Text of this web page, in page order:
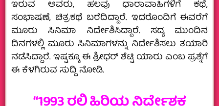
ಇರುವ ಅವರು, ಹಲವು ಧಾರಾವಾಹಿಗಳಿಗೆ ಕಥೆ,
ಸಂಭಾಷಣೆ, ಚಿತ್ರಕಥೆ ಬರೆದಿದ್ದಾರೆ. ಇದರೊಂದಿಗೆ ಈವರೆಗೆ
ಮೂರು ಸಿನಿಮಾ ನಿರ್ದೇಶಿಸಿದ್ದಾರೆ. ಸದ್ಯ ಮುಂದಿನ
ದಿನಗಳಲ್ಲಿ ಮೂರು ಸಿನಿಮಾಗಳನ್ನು ನಿರ್ದೇಶಿಸಲು ತಯಾರಿ
ನಡೆಸಿದ್ದಾರೆ. ಇಷ್ಟಕ್ಕೂ ಈ ಶ್ರೀಧರ್‌ ಶೆಟ್ಟಿ ಯಾರು ಎಂಬ ಪ್ರಶ್ನೆಗೆ
ಈ ಕೆಳಗಿರುವ ಸುದ್ದಿ ನೋಡಿ.